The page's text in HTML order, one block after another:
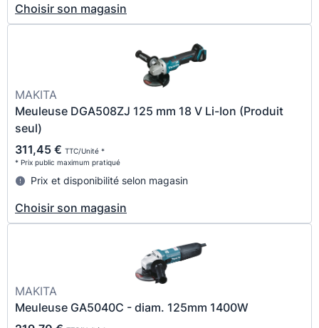
Choisir son magasin
MAKITA
Meuleuse DGA508ZJ 125 mm 18 V Li-Ion (Produit
seul)
311,45 € TTC/Unité *
* Prix public maximum pratiqué
Prix et disponibilité selon magasin
Choisir son magasin
MAKITA
Meuleuse GA5040C - diam. 125mm 1400W